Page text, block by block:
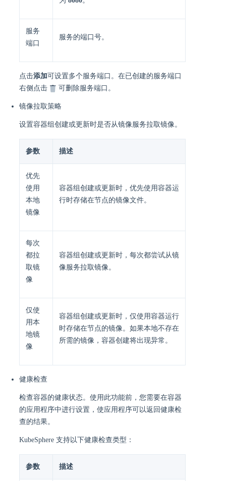
服务
端口
服务的端口号。
点击添加可设置多个服务端口。在已创建的服务端口
右侧点击
可删除服务端口。
镜像拉取策略
设置容器组创建或更新时是否从镜像服务拉取镜像。
参数 描述
优先
使用
本地
镜像
容器组创建或更新时，优先使用容器运
行时存储在节点的镜像文件。
每次
都拉
取镜
像
容器组创建或更新时，每次都尝试从镜
像服务拉取镜像。
仅使
用本
地镜
像
容器组创建或更新时，仅使用容器运行
时存储在节点的镜像。如果本地不存在
所需的镜像，容器创建将出现异常。
健康检查
检查容器的健康状态。使用此功能前，您需要在容器
的应用程序中进行设置，使应用程序可以返回健康检
查的结果。
KubeSphere 支持以下健康检查类型：
参数 描述